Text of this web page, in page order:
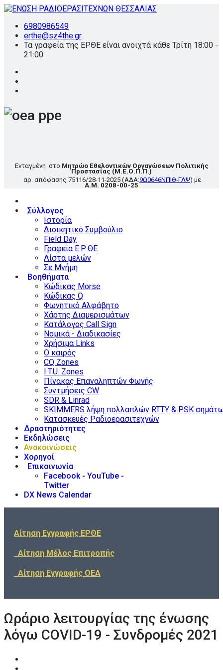
6980986549
erthe@sz4the.gr
Τα γραφεία της ΕΡΘΕ είναι ανοιχτά κάθε Τρίτη 18:00 -
21:00
Ενταγμένη στο Μητρώο Εθελοντικών Οργανώσεων Πολιτικής
Προστασίας (Μ.Ε.Ο.Π.Π.)
αρ. απόφασης 75116/28-11-2025 (ΑΔΑ:9Ω0646ΝΠΙΘ-ΓΛΨ) με
Α.Μ. 0208-00-25
Σύλλογος
Ιστορία
Διοικητικό Συμβούλιο
Field Day
Γραφεία Ε.Ρ.ΘΕ
Λίστα μελών
Σε Μνήμη
Βοηθήματα
Κώδικας Morse
Κώδικας Q
Φωνητικό Αλφάβητο
Χάρτης Διαμερισμάτων
Κατάλογος Call Sign
Νομικά - Διαδικασίες
Χρήσιμα Links
Ο καιρός
CQ Zones
I.T.U. Zones
Πίνακας Επαναληπτών Φωνής
Συντμήσεις CW
SDR & Linrad
SKIMMERS λήψη πολλαπλών RTTY & PSK
Κατασκευές Ραδιοερασιτεχνών
Δραστηριότητες
Εκδηλώσεις
Ανακοινώσεις
Χορηγοί
Επικοινωνία
Facebook - YouTube -
Twitter
DX News Calendar
Αίτηση Εγγραφής ΕΡΘΕ
Αίτηση Μέλος Επιτροπής
Αίτηση Εγγραφής ΟΕΑ
Ωράριο λειτουργίας της ένωσης
λόγω COVID-19 - Συνδρομές 2021